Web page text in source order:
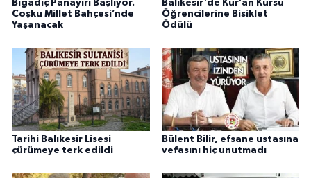
Bigadiç Panayırı Başlıyor.
Coşku Millet Bahçesi’nde
Yaşanacak
Balıkesir'de Kur’an Kursu
Öğrencilerine Bisiklet
Ödülü
Tarihi Balıkesir Lisesi
çürümeye terk edildi
Bülent Bilir, efsane ustasına
vefasını hiç unutmadı